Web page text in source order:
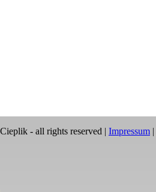
- all rights reserved | Impressum |